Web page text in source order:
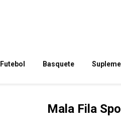
Futebol Basquete
Mala Fila